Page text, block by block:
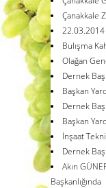
Çanakkale
22.03.2014
Bulışma
Olağan
Dernek
Başkan
Dernek
Başkan
İnşaat
Dernek
Akın
Başkanlığında